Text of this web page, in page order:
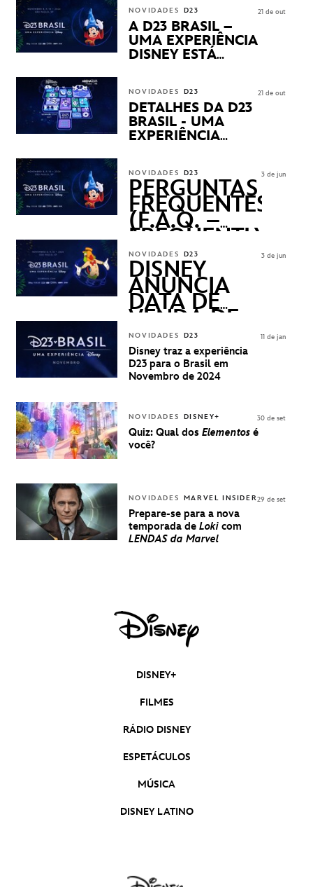
APRESENTAÇÕES E
PRODUTOS EXCLUSIVOS
NO TRANSAMÉRICA EXPO
CENTER EM SÃO PAULO
NOVIDADES D23
A D23 BRASIL –
UMA EXPERIÊNCIA
DISNEY ESTÁ
21 de out
NOVIDADES D23
DETALHES DA D23
BRASIL - UMA
EXPERIÊNCIA
21 de out
NOVIDADES D23
PERGUNTAS
FREQUENTES
(F.A.Q. –
FREQUENTLY
ASKED
QUESTIONS)
3 de jun
NOVIDADES D23
DISNEY
ANUNCIA
DATA DE
VENDA DE
INGRESSOS
PARA A D23
BRASIL -
UMA
DISNEY
3 de jun
NOVIDADES D23
Disney traz a experiência
D23 para o Brasil em
Novembro de 2024
11 de jan
NOVIDADES DISNEY+
Quiz: Qual dos Elementos é
você?
30 de set
NOVIDADES MARVEL INSIDER
Prepare-se para a nova
temporada de Loki com
LENDAS da Marvel
29 de set
DISNEY+
FILMES
RÁDIO DISNEY
ESPETÁCULOS
MÚSICA
DISNEY LATINO